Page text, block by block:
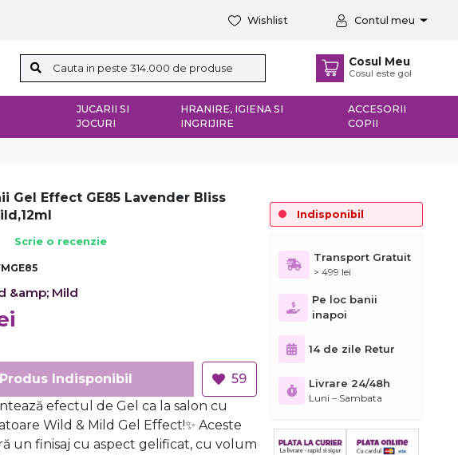
Wishlist Contul meu
Cosul Meu
Cosul este gol
JUCARII SI
JOCURI
HRANIRE, IGIENA SI
INGRIJIRE
ACCESORII
COPII
Gel Effect GE85 Lavender Bliss
Scrie o recenzie
&amp; Mild
Produs Indisponibil
59
efectul de Gel ca la salon cu
Wild & Mild Gel Effect!✨ Aceste
un finisaj cu aspect gelificat, cu volum
Indisponibil
Transport Gratuit
> 499 lei
Pe loc banii
inapoi
14 de zile Retur
Livrare 24/48h
Luni – Sambata